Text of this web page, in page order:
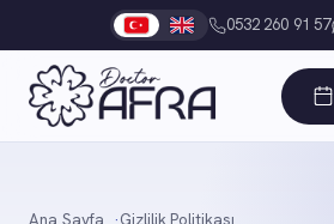
0532 260 91 57
Ana Sayfa Gizlilik Politikası